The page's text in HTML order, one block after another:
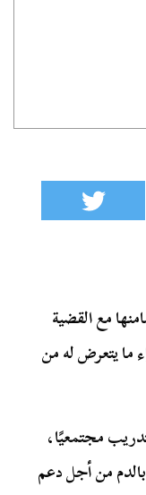
مع القضية
ما يتعرض له من
مجتمعيًا،
بالدم من أجل دعم